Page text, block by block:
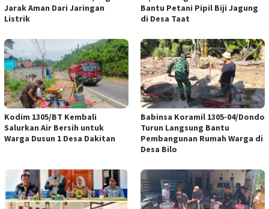
Jarak Aman Dari Jaringan
Listrik
Bantu Petani Pipil Biji Jagung
di Desa Taat
Kodim 1305/BT Kembali
Salurkan Air Bersih untuk
Warga Dusun 1 Desa Dakitan
Babinsa Koramil 1305-04/Dondo
Turun Langsung Bantu
Pembangunan Rumah Warga di
Desa Bilo